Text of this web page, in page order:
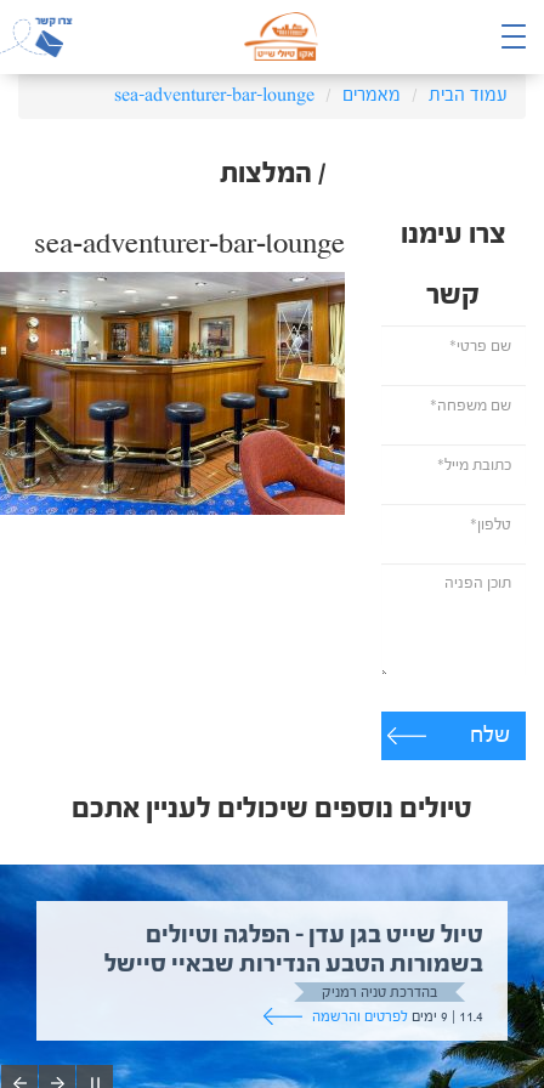
עמוד הבית מאמרים sea-adventurer-bar-lounge
/ המלצות
צרו עימנו
קשר
שלח
sea-adventurer-bar-lounge
טיולים נוספים שיכולים לעניין אתכם
טיול שייט בגן עדן – הפלגה וטיולים
בשמורות הטבע הנדירות שבאיי סיישל
בהדרכת טניה רמניק
11.4 | 9 ימים
לפרטים והרשמה